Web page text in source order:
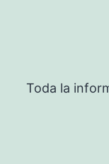
Toda la